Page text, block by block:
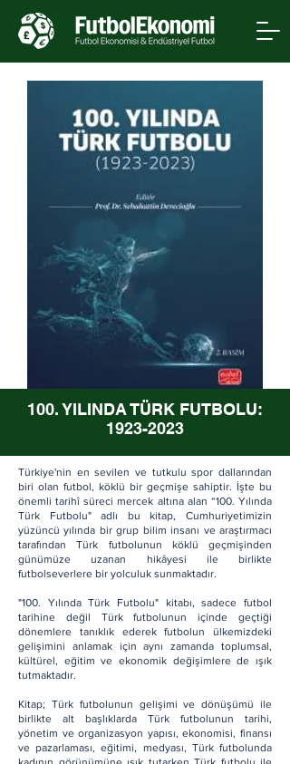
100. YILINDA TÜRK FUTBOLU:
1923-2023
Türkiye'nin en sevilen ve tutkulu spor dallarından
biri olan futbol, köklü bir geçmişe sahiptir. İşte bu
önemli tarihî süreci mercek altına alan “100. Yılında
Türk Futbolu" adlı bu kitap, Cumhuriyetimizin
yüzüncü yılında bir grup bilim insanı ve araştırmacı
tarafından Türk futbolunun köklü geçmişinden
günümüze uzanan hikâyesi ile birlikte
futbolseverlere bir yolculuk sunmaktadır.
"100. Yılında Türk Futbolu" kitabı, sadece futbol
tarihine değil Türk futbolunun içinde geçtiği
dönemlere tanıklık ederek futbolun ülkemizdeki
gelişimini anlamak için aynı zamanda toplumsal,
kültürel, eğitim ve ekonomik değişimlere de ışık
tutmaktadır.
Kitap; Türk futbolunun gelişimi ve dönüşümü ile
birlikte alt başlıklarda Türk futbolunun tarihi,
yönetim ve organizasyon yapısı, ekonomisi, finansı
ve pazarlaması, eğitimi, medyası, Türk futbolunda